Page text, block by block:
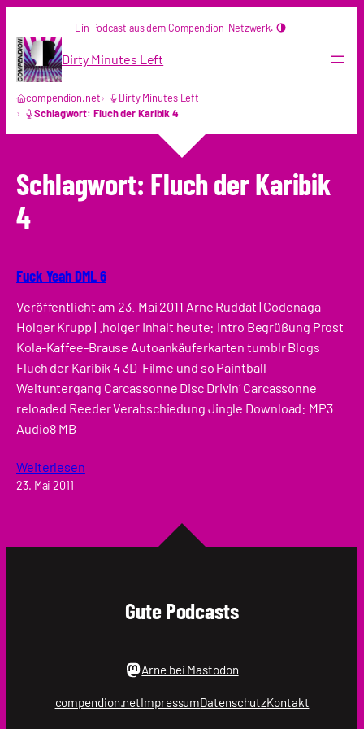
Inhalt
springen
Ein Podcast aus dem Compendion-Netzwerk.
Dirty Minutes Left
compendion.net
Dirty Minutes Left
Schlagwort: Fluch der Karibik 4
Schlagwort: Fluch der Karibik
4
Fuck Yeah DML 6
Veröffentlicht am 23. Mai 2011 Arne Ruddat | Codenaga
Holger Krupp | .holger Inhalt heute: Intro Begrüßung Prost
Kola-Kaffee-Brause Autoankäuferkarten tumblr Blogs
Fluch der Karibik 4 3D-Filme und so Paintball
Weltuntergang Carcassonne Disc Drivin‘ Carcassonne
reloaded Reeder Verabschiedung Jingle Download: MP3
Audio8 MB
Weiterlesen
23. Mai 2011
Gute Podcasts
Arne bei Mastodon
compendion.netImpressumDatenschutzKontakt